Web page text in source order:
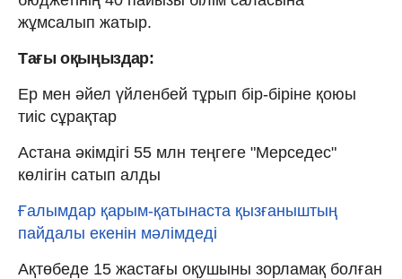
жұмсалып жатыр.
Тағы оқыңыздар:
Ер мен әйел үйленбей тұрып бір-біріне қоюы
тиіс сұрақтар
Астана әкімдігі 55 млн теңгеге "Мерседес"
көлігін сатып алды
Ғалымдар қарым-қатынаста қызғаныштың
пайдалы екенін мәлімдеді
Ақтөбеде 15 жастағы оқушыны зорламақ болған